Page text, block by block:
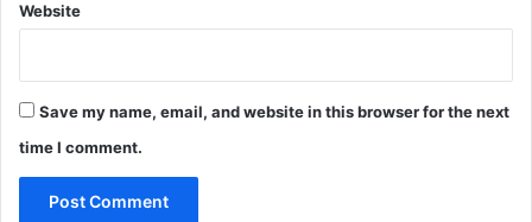
Website
Save my name, email, and website in this browser for the next
time I comment.